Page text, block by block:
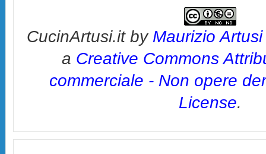
CucinArtusi.itby Maurizio Artusi
a Creative Commons
commerciale - Non opere
License.